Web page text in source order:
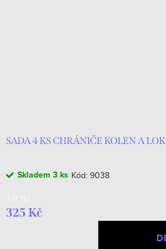
SADA 4 KS CHRÁNIČE KOLEN A
Skladem 3 ks Kód: 9038
325 Kč